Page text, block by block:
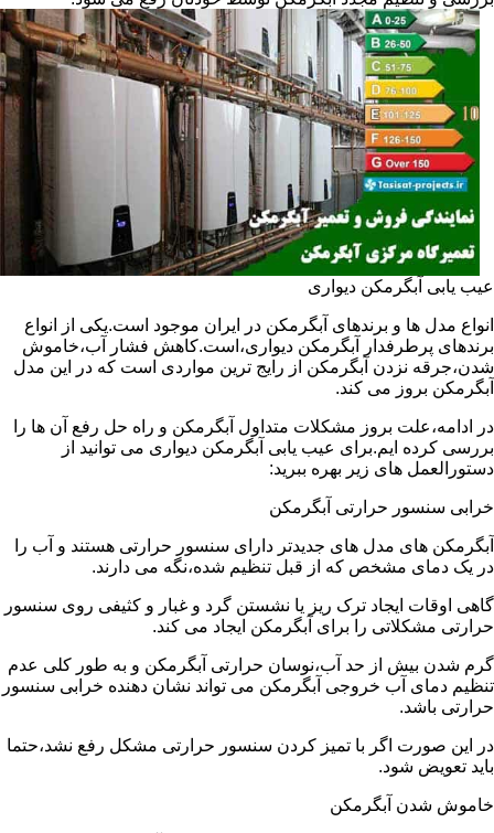
عیب یابی آبگرمکن دیواری
انواع مدل ها و برندهای آبگرمکن در ایران موجود است.یکی از انواع
برندهای پرطرفدار آبگرمکن دیواری،است.کاهش فشار آب،خاموش
شدن،جرقه نزدن آبگرمکن از رایج ترین مواردی است که در این مدل
آبگرمکن بروز می کند.
در ادامه،علت بروز مشکلات متداول آبگرمکن و راه حل رفع آن ها را
بررسی کرده ایم.برای عیب یابی آبگرمکن دیواری می توانید از
دستورالعمل های زیر بهره ببرید:
خرابی سنسور حرارتی آبگرمکن
آبگرمکن های مدل های جدیدتر دارای سنسور حرارتی هستند و آب را
در یک دمای مشخص که از قبل تنظیم شده،نگه می دارند.
گاهی اوقات ایجاد ترک ریز یا نشستن گرد و غبار و کثیفی روی سنسور
حرارتی مشکلاتی را برای آبگرمکن ایجاد می کند.
گرم شدن بیش از حد آب،نوسان حرارتی آبگرمکن و به طور کلی عدم
تنظیم دمای آب خروجی آبگرمکن می تواند نشان دهنده خرابی سنسور
حرارتی باشد.
در این صورت اگر با تمیز کردن سنسور حرارتی مشکل رفع نشد،حتما
باید تعویض شود.
خاموش شدن آبگرمکن